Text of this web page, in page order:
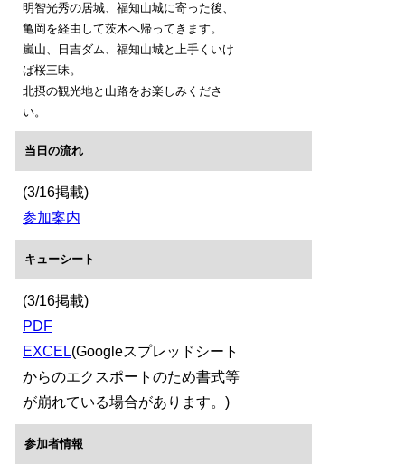
明智光秀の居城、福知山城に寄った後、
亀岡を経由して茨木へ帰ってきます。
嵐山、日吉ダム、福知山城と上手くいけ
ば桜三昧。
北摂の観光地と山路をお楽しみくださ
い。
当日の流れ
(3/16掲載)
参加案内
キューシート
(3/16掲載)
PDF
EXCEL(Googleスプレッドシート
からのエクスポートのため書式等
が崩れている場合があります。)
参加者情報